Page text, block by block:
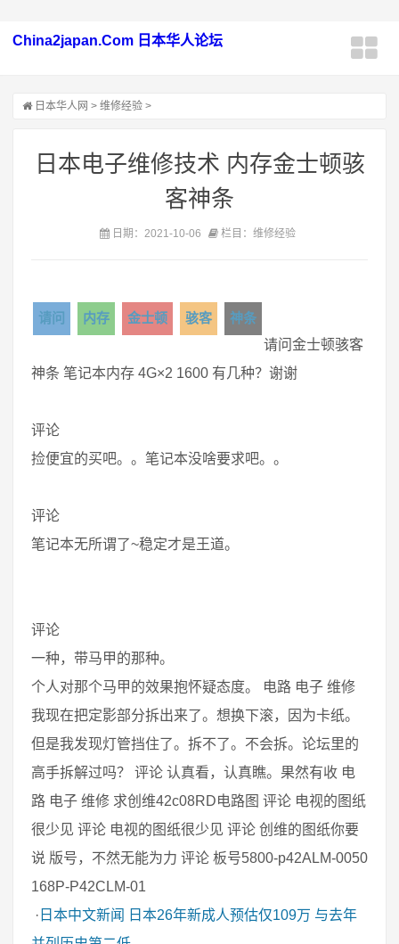
China2japan.Com 日本华人论坛
日本华人网 > 维修经验 >
日本电子维修技术 内存金士顿骇
客神条
日期：2021-10-06 栏目：维修经验
请问 内存 金士顿 骇客
神条
请问金士顿骇客
神条 笔记本内存 4G×2 1600 有几种？谢谢
评论
捡便宜的买吧。。笔记本没啥要求吧。。
评论
笔记本无所谓了~稳定才是王道。
评论
一种，带马甲的那种。
个人对那个马甲的效果抱怀疑态度。 电路 电子 维修
我现在把定影部分拆出来了。想换下滚，因为卡纸。
但是我发现灯管挡住了。拆不了。不会拆。论坛里的
高手拆解过吗？ 评论 认真看，认真瞧。果然有收 电
路 电子 维修 求创维42c08RD电路图 评论 电视的图纸
很少见 评论 电视的图纸很少见 评论 创维的图纸你要
说 版号，不然无能为力 评论 板号5800-p42ALM-0050
168P-P42CLM-01
· 日本中文新闻
日本26年新成人预估仅109万 与去年